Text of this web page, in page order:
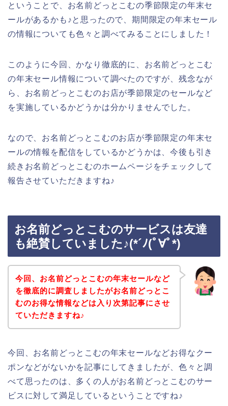
ということで、お名前どっとこむの季節限定の年末セ
ールがあるかも♪と思ったので、期間限定の年末セール
の情報についても色々と調べてみることにしました！
このように今回、かなり徹底的に、お名前どっとこむ
の年末セール情報について調べたのですが、残念なが
ら、お名前どっとこむのお店が季節限定のセールなど
を実施しているかどうかは分かりませんでした。
なので、お名前どっとこむのお店が季節限定の年末セ
ールの情報を配信をしているかどうかは、今後も引き
続きお名前どっとこむのホームページをチェックして
報告させていただきますね♪
お名前どっとこむのサービスは友達
も絶賛していました♪(*´ﾉ(ﾟ∀ﾟ*)
今回、お名前どっとこむの年末セールなど
を徹底的に調査しましたがお名前どっとこ
むのお得な情報などは入り次第記事にさせ
ていただきますね♪
今回、お名前どっとこむの年末セールなどお得なクー
ポンなどがないかを記事にしてきましたが、色々と調
べて思ったのは、多くの人がお名前どっとこむのサー
ビスに対して満足しているということですね♪